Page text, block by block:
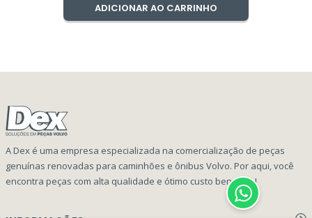
ADICIONAR AO CARRINHO
A Dex é uma empresa especializada na comercialização de peças
genuínas renovadas para caminhões e ônibus Volvo. Por aqui, você
encontra peças com alta qualidade e ótimo custo benefício!